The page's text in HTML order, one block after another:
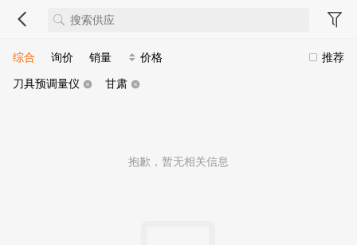
推荐
综合 询价 销量
价格
刀具预调量仪
甘肃
抱歉，暂无相关信息